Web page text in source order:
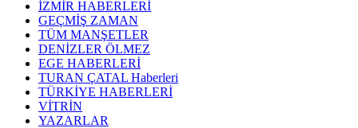
İZMİR HABERLERİ
GEÇMİŞ ZAMAN
TÜM MANŞETLER
DENİZLER ÖLMEZ
EGE HABERLERİ
TURAN ÇATAL Haberleri
TÜRKİYE HABERLERİ
VİTRİN
YAZARLAR